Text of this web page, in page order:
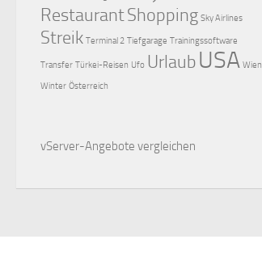
RestaurantShopping Sky Airlines
Streik Terminal 2 Tiefgarage Trainingssoftware
Transfer Türkei-Reisen Ufo UrlaubUSA Wien
Winter Österreich
vServer-Angebote vergleichen